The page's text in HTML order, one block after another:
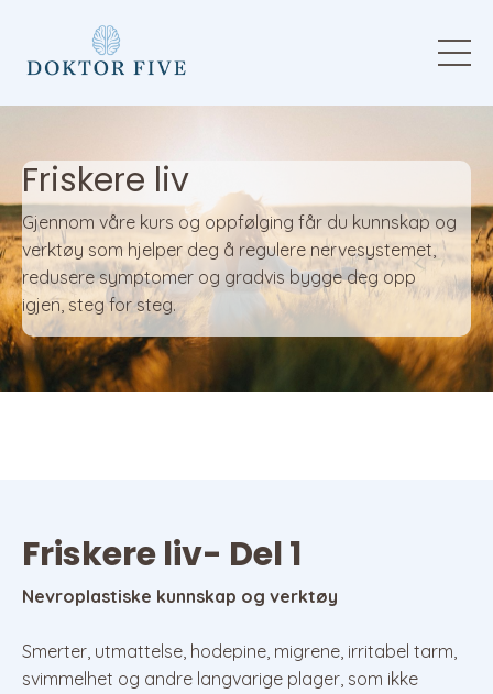
Friskere liv
Gjennom våre kurs og oppfølging får du kunnskap og
verktøy som hjelper deg å regulere nervesystemet,
redusere symptomer og gradvis bygge deg opp
igjen, steg for steg.
Friskere liv- Del 1
Nevroplastiske kunnskap og verktøy
Smerter, utmattelse, hodepine, migrene, irritabel tarm,
svimmelhet og andre langvarige plager, som ikke